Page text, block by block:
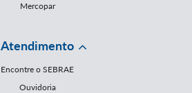
Mercopar
Atendimento
Encontre o SEBRAE
Ouvidoria